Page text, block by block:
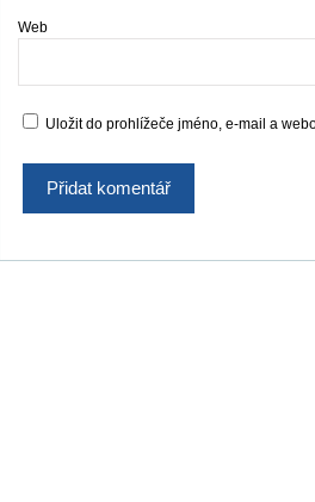
Web
Uložit do prohlížeče jméno, e-mail a